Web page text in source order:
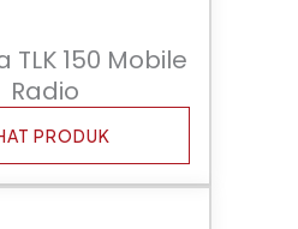
TLK 150 Mobile
Radio
PRODUK